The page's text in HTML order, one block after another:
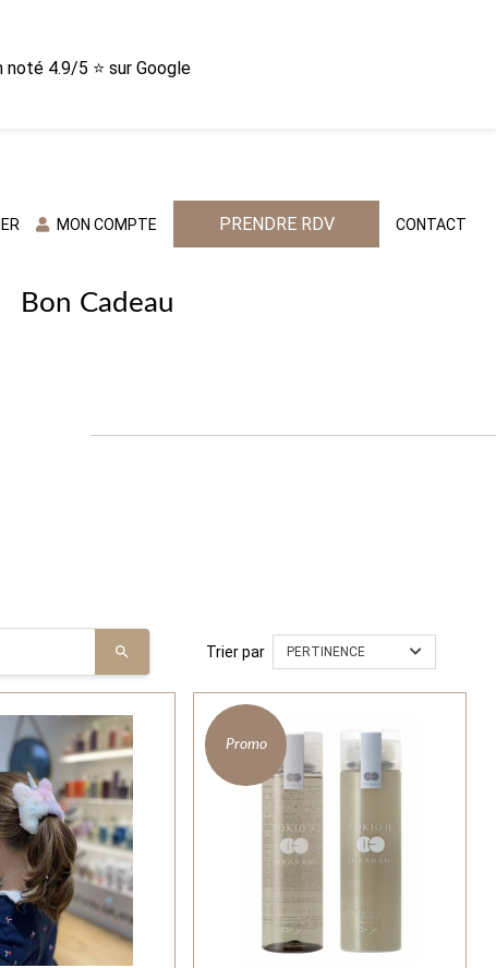
4.9/5 ⭐ sur Google
MON COMPTE PRENDRE RDV CONTACT
Bon Cadeau
Trier par PERTINENCE
Promo